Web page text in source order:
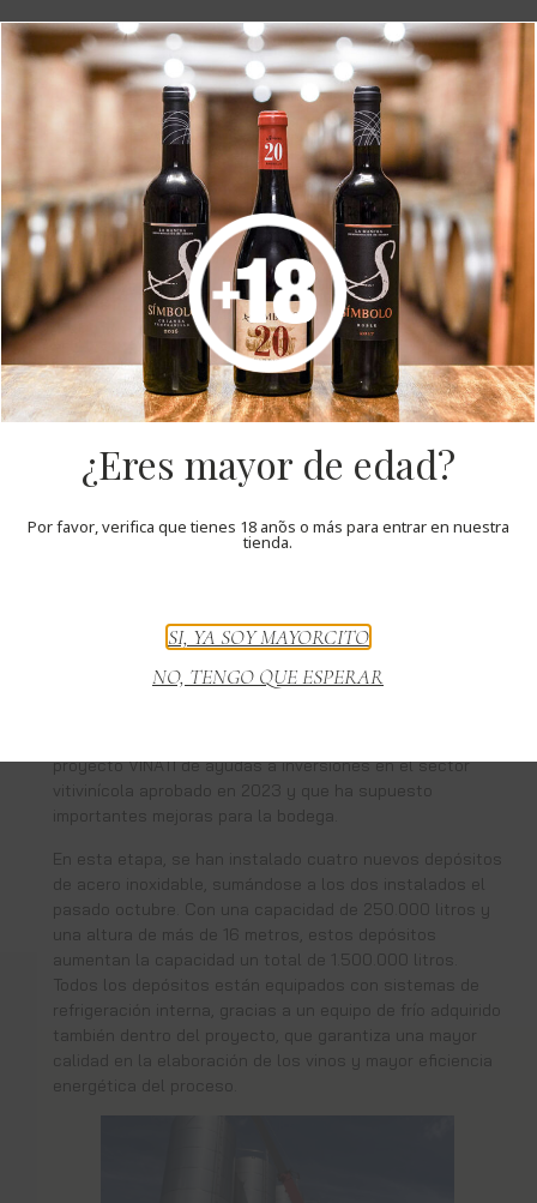
Durante estos días, las instalaciones de Bodegas
Símbolo – Sdad. Coop. De CLM. Ntra. Sra. de Criptana
están en plena actividad, con maquinaria en
proyecto VINATI de ayudas a inversiones en el sector
vitivinícola aprobado en 2023 y que ha supuesto
importantes mejoras para la bodega.
En esta etapa, se han instalado cuatro nuevos depósitos
de acero inoxidable, sumándose a los dos instalados el
pasado octubre. Con una capacidad de 250.000 litros y
una altura de más de 16 metros, estos depósitos
aumentan la capacidad un total de 1.500.000 litros.
Todos los depósitos están equipados con sistemas de
refrigeración interna, gracias a un equipo de frío adquirido
también dentro del proyecto, que garantiza una mayor
calidad en la elaboración de los vinos y mayor eficiencia
energética del proceso.
¿Eres mayor de edad?
Por favor, verifica que tienes 18 años o más para entrar en nuestra
tienda.
SI, YA SOY MAYORCITO
NO, TENGO QUE ESPERAR